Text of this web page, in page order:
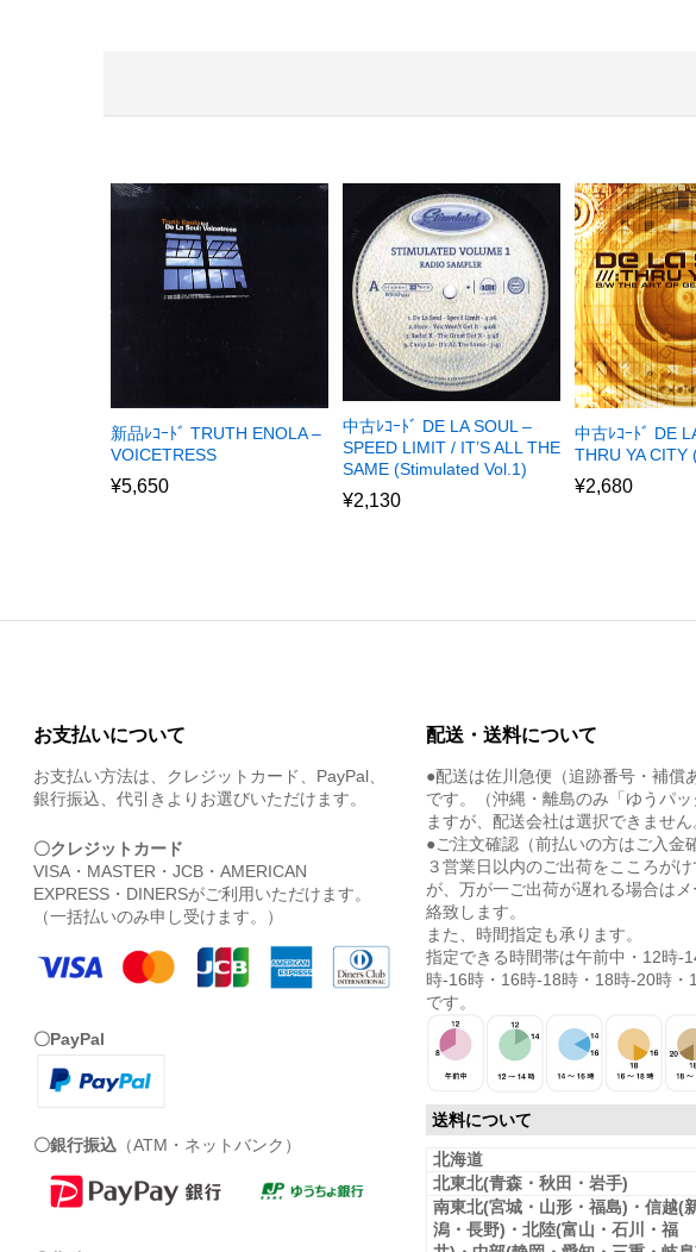
新品ﾚｺｰﾄﾞ TRUTH ENOLA –
VOICETRESS
¥5,650
中古ﾚｺｰﾄﾞ DE LA SOUL –
SPEED LIMIT / IT’S ALL THE
SAME (Stimulated Vol.1)
¥2,130
中古ﾚｺｰﾄﾞ DE
THRU YA CITY
¥2,680
お支払いについて
お支払い方法は、クレジットカード、PayPal、
銀行振込、代引きよりお選びいただけます。
〇クレジットカード
VISA・MASTER・JCB・AMERICAN
EXPRESS・DINERSがご利用いただけます。
（一括払いのみ申し受けます。）
〇PayPal
〇銀行振込 （ATM・ネットバンク）
配送・送料について
●配送は佐川急便（追跡番号・補償
です。（沖縄・離島のみ「ゆうパッ
ますが、配送会社は選択できません
●ご注文確認（前払いの方はご入金
３営業日以内のご出荷をこころが
が、万が一ご出荷が遅れる場合は
絡致します。
また、時間指定も承ります。
指定できる時間帯は午前中・12時-
時-16時・16時-18時・18時-20時・
です。
送料について
北海道
北東北(青森・秋田・岩手)
南東北(宮城・山形・福島)・信越(
潟・長野)・北陸(富山・石川・福